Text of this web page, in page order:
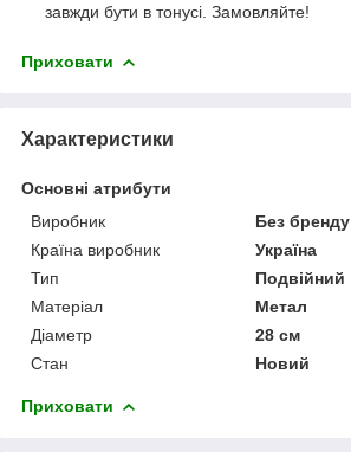
завжди бути в тонусі. Замовляйте!
Приховати
Характеристики
Основні атрибути
Виробник
Без бренду
Країна виробник
Україна
Тип
Подвійний
Матеріал
Метал
Діаметр
28 см
Стан
Новий
Приховати